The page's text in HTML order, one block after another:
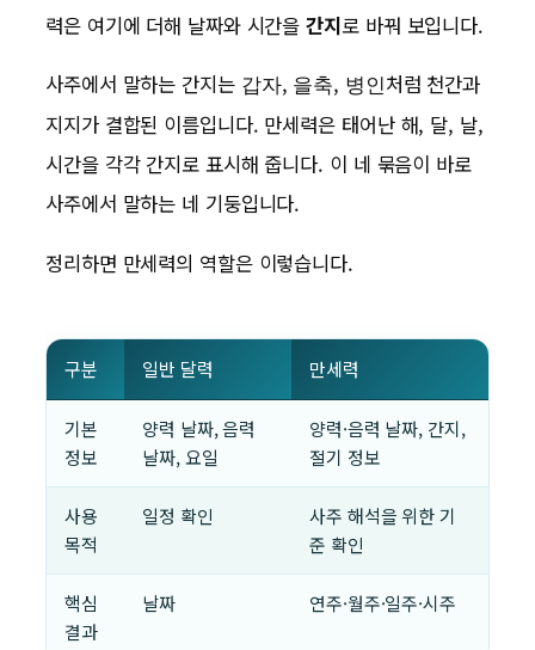
력은 여기에 더해 날짜와 시간을간지로 바꿔 보입니다.
사주에서 말하는 간지는 갑자, 을축, 병인처럼 천간과
지지가 결합된 이름입니다. 만세력은 태어난 해, 달, 날,
시간을 각각 간지로 표시해 줍니다. 이 네 묶음이 바로
사주에서 말하는 네 기둥입니다.
정리하면 만세력의 역할은 이렇습니다.
구분 일반 달력 만세력
기본
정보
양력 날짜, 음력
날짜, 요일
양력·음력 날짜, 간지,
절기 정보
사용
목적
일정 확인
사주 해석을 위한 기
준 확인
핵심
결과
날짜 연주·월주·일주·시주